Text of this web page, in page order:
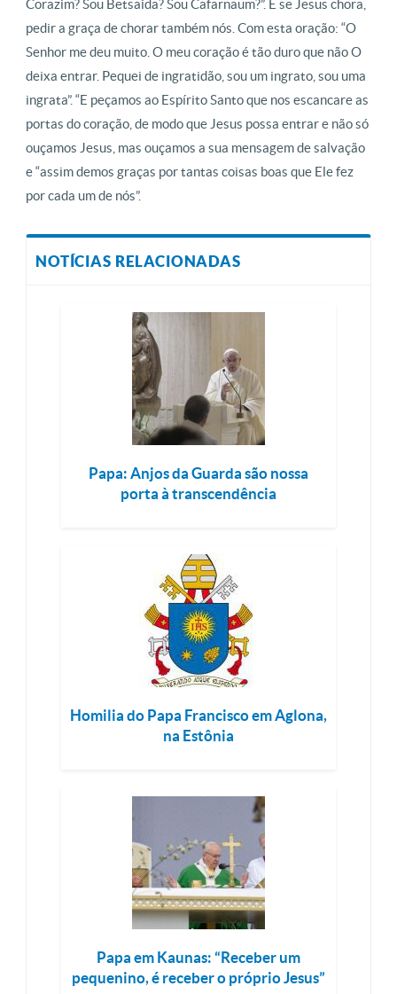
Corazim? Sou Betsaida? Sou Cafarnaum?”. E se Jesus chora,
pedir a graça de chorar também nós. Com esta oração: “O
Senhor me deu muito. O meu coração é tão duro que não O
deixa entrar. Pequei de ingratidão, sou um ingrato, sou uma
ingrata”. “E peçamos ao Espírito Santo que nos escancare as
portas do coração, de modo que Jesus possa entrar e não só
ouçamos Jesus, mas ouçamos a sua mensagem de salvação
e “assim demos graças por tantas coisas boas que Ele fez
por cada um de nós”.
NOTÍCIAS RELACIONADAS
Papa: Anjos da Guarda são nossa
porta à transcendência
Homilia do Papa Francisco em Aglona,
na Estônia
Papa em Kaunas: “Receber um
pequenino, é receber o próprio Jesus”